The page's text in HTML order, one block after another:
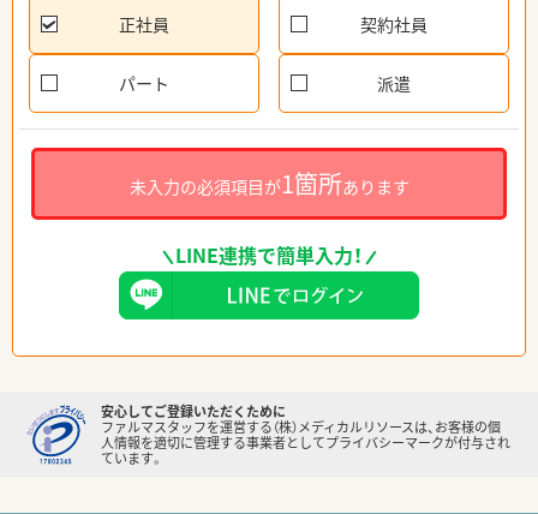
正社員 契約社員
パート 派遣
未入力の必須項目が1箇所あります
LINE連携で簡単入力！
安心してご登録いただくために
ファルマスタッフを運営する（株）メディカルリソースは、お客様の個
人情報を適切に管理する事業者としてプライバシーマークが付与され
ています。